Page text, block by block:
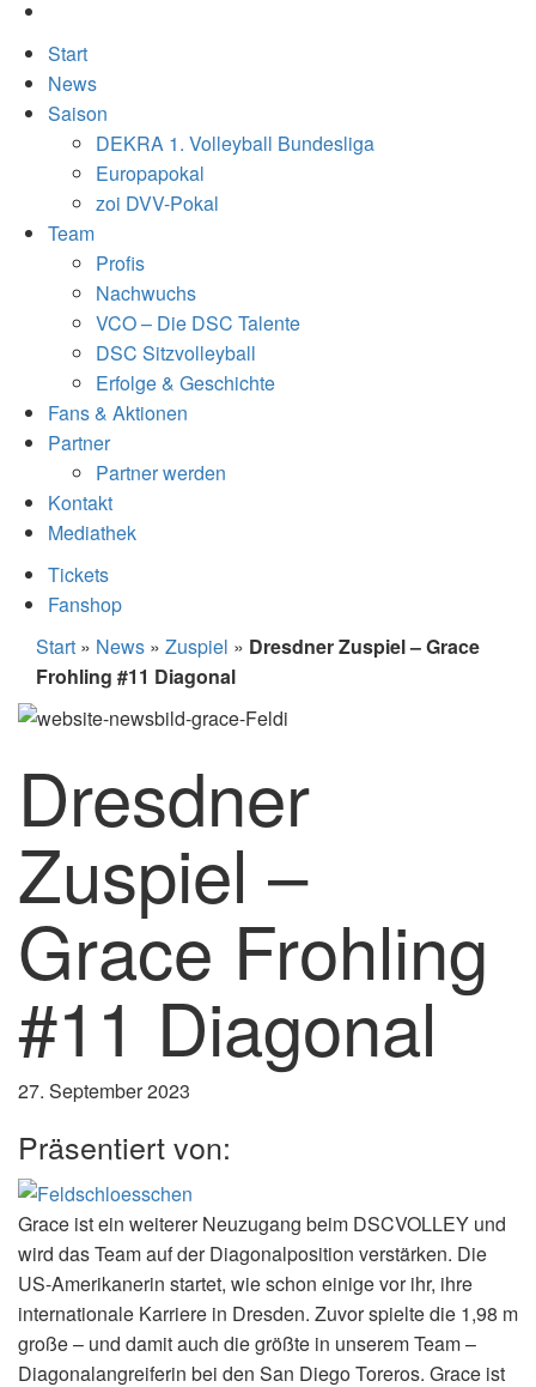
Start
News
Saison
DEKRA 1. Volleyball Bundesliga
Europapokal
zoi DVV-Pokal
Team
Profis
Nachwuchs
VCO – Die DSC Talente
DSC Sitzvolleyball
Erfolge & Geschichte
Fans & Aktionen
Partner
Partner werden
Kontakt
Mediathek
Tickets
Fanshop
Start » News » Zuspiel » Dresdner Zuspiel – Grace
Frohling #11 Diagonal
Dresdner
Zuspiel –
Grace Frohling
#11 Diagonal
27. September 2023
Präsentiert von:
Grace ist ein weiterer Neuzugang beim DSCVOLLEY und
wird das Team auf der Diagonalposition verstärken. Die
US-Amerikanerin startet, wie schon einige vor ihr, ihre
internationale Karriere in Dresden. Zuvor spielte die 1,98 m
große – und damit auch die größte in unserem Team –
Diagonalangreiferin bei den San Diego Toreros. Grace ist